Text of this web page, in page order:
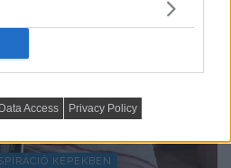
Data Access Privacy Policy
KÉPEKBEN